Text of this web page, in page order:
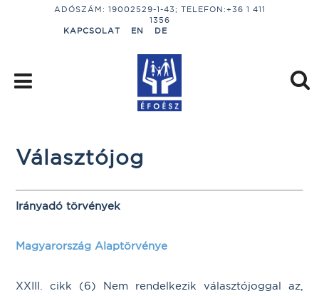
ADÓSZÁM: 19002529-1-43; TELEFON:+36 1 411
1356
KAPCSOLAT
EN DE
Választójog
Irányadó törvények
Magyarország Alaptörvénye
XXIII. cikk (6) Nem rendelkezik választójoggal az,